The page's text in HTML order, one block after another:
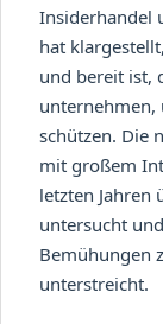
Insiderhandel
hat
und bereit ist,
unternehmen,
schützen. Die
mit großem
letzten Jahren
untersucht
Bemühungen
unterstreicht.